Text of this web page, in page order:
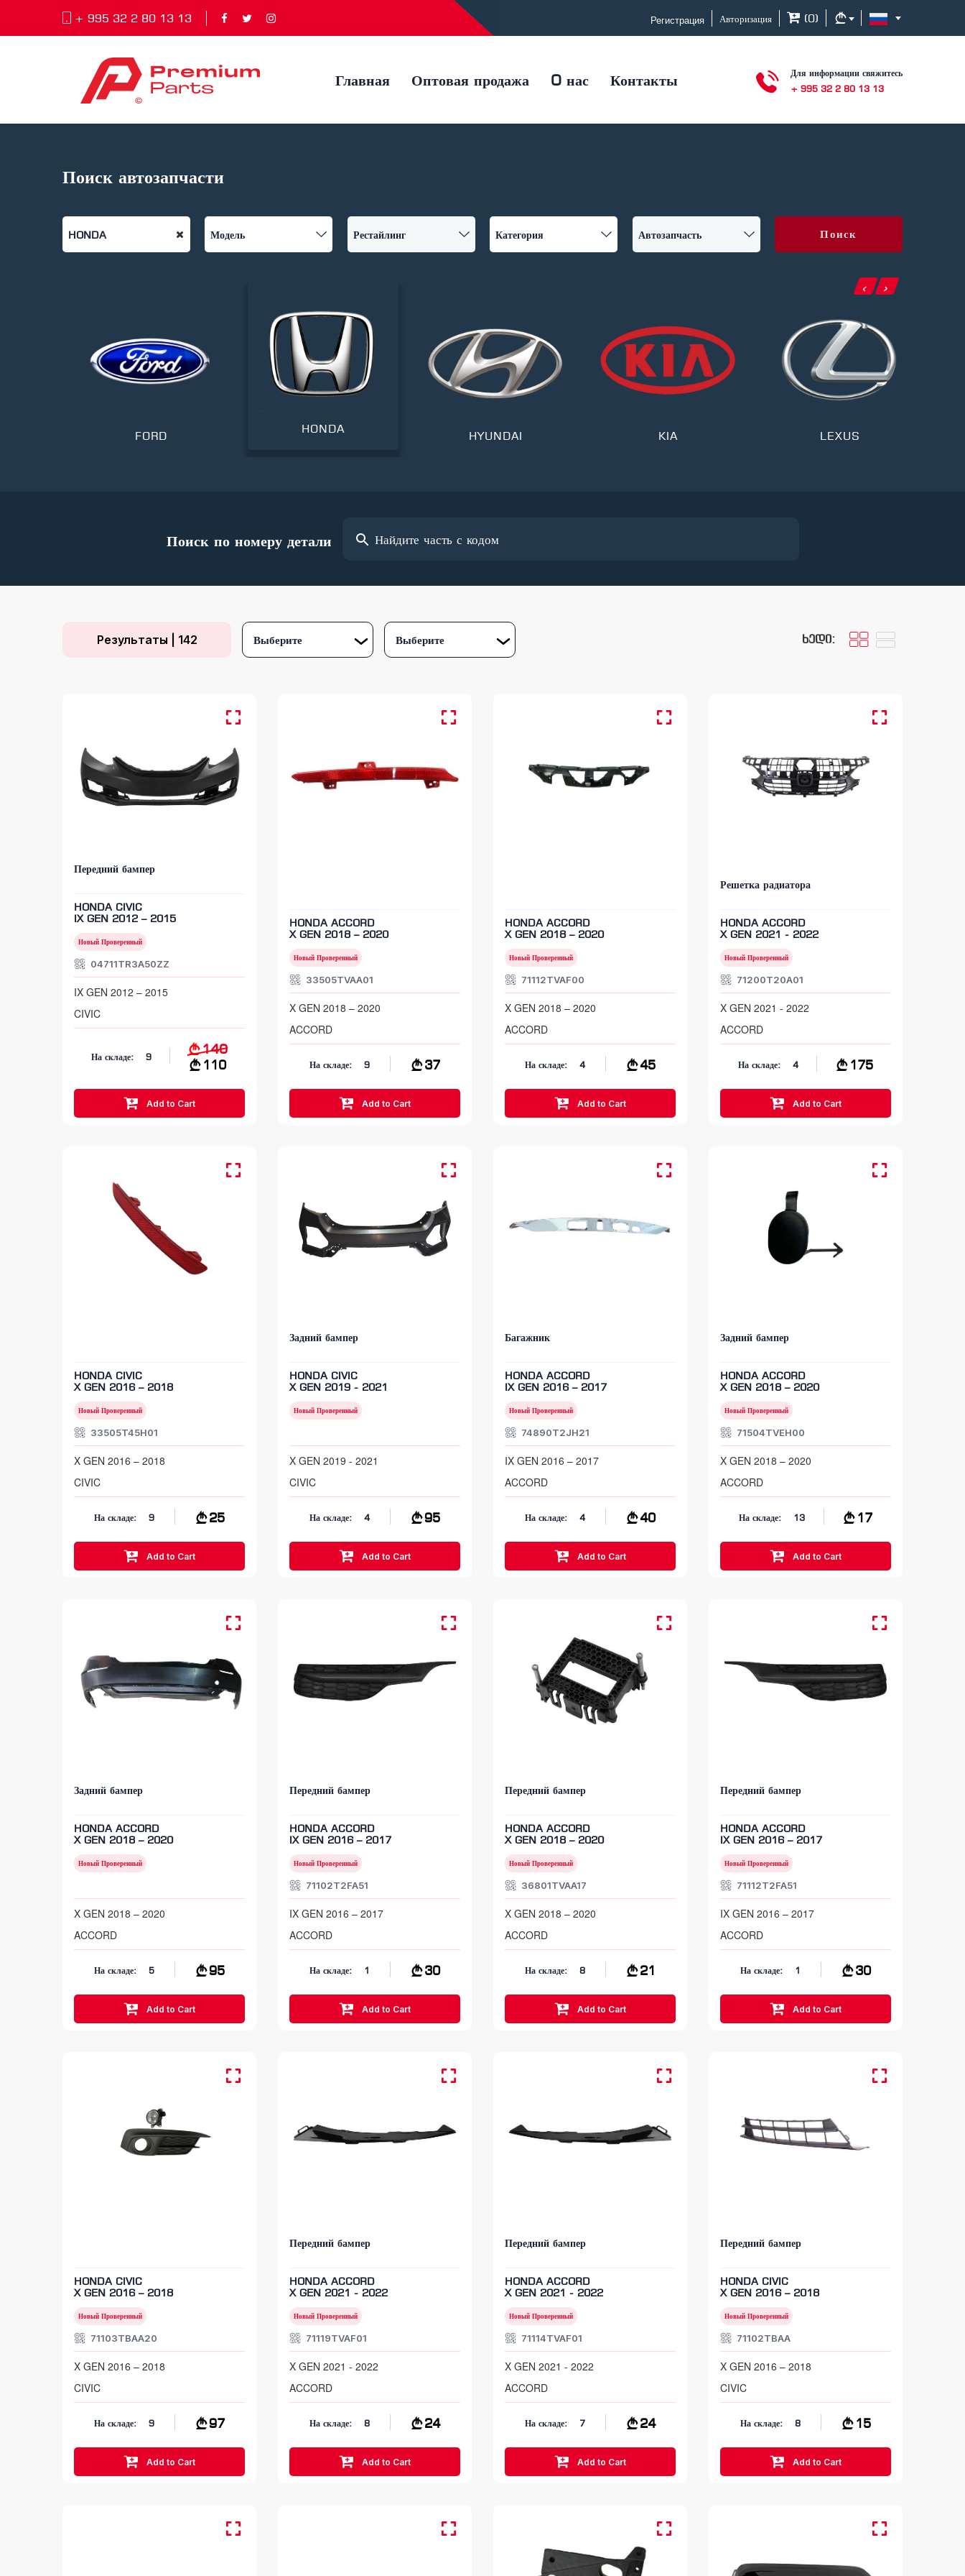
+ 995 32 2 80 13 13 Регистрация Авторизация (0)
Главная Оптовая продажа O нас Контакты
Для информации свяжитесь
+ 995 32 2 80 13 13
Поиск автозапчасти
Поиск
FORD
HONDA
HYUNDAI KIA LEXUS
‹ ›
Поиск по номеру детали
Результаты | 142 Выберите Выберите ხედი:
Передний бампер
HONDA CIVIC
IX GEN 2012 – 2015
Новый Проверенный
04711TR3A50ZZ
IX GEN 2012 – 2015
CIVIC
На складе: 9
140
110
Add to Cart
HONDA ACCORD
X GEN 2018 – 2020
Новый Проверенный
33505TVAA01
X GEN 2018 – 2020
ACCORD
На складе: 9 37
Add to Cart
HONDA ACCORD
X GEN 2018 – 2020
Новый Проверенный
71112TVAF00
X GEN 2018 – 2020
ACCORD
На складе: 4 45
Add to Cart
Решетка радиатора
HONDA ACCORD
X GEN 2021 - 2022
Новый Проверенный
71200T20A01
X GEN 2021 - 2022
ACCORD
На складе: 4 175
Add to Cart
HONDA CIVIC
X GEN 2016 – 2018
Новый Проверенный
33505T45H01
X GEN 2016 – 2018
CIVIC
На складе: 9 25
Add to Cart
Задний бампер
HONDA CIVIC
X GEN 2019 - 2021
Новый Проверенный
X GEN 2019 - 2021
CIVIC
На складе: 4 95
Add to Cart
Багажник
HONDA ACCORD
IX GEN 2016 – 2017
Новый Проверенный
74890T2JH21
IX GEN 2016 – 2017
ACCORD
На складе: 4 40
Add to Cart
Задний бампер
HONDA ACCORD
X GEN 2018 – 2020
Новый Проверенный
71504TVEH00
X GEN 2018 – 2020
ACCORD
На складе: 13 17
Add to Cart
Задний бампер
HONDA ACCORD
X GEN 2018 – 2020
Новый Проверенный
X GEN 2018 – 2020
ACCORD
На складе: 5 95
Add to Cart
Передний бампер
HONDA ACCORD
IX GEN 2016 – 2017
Новый Проверенный
71102T2FA51
IX GEN 2016 – 2017
ACCORD
На складе: 1 30
Add to Cart
Передний бампер
HONDA ACCORD
X GEN 2018 – 2020
Новый Проверенный
36801TVAA17
X GEN 2018 – 2020
ACCORD
На складе: 8 21
Add to Cart
Передний бампер
HONDA ACCORD
IX GEN 2016 – 2017
Новый Проверенный
71112T2FA51
IX GEN 2016 – 2017
ACCORD
На складе: 1 30
Add to Cart
HONDA CIVIC
X GEN 2016 – 2018
Новый Проверенный
71103TBAA20
X GEN 2016 – 2018
CIVIC
На складе: 9 97
Add to Cart
Передний бампер
HONDA ACCORD
X GEN 2021 - 2022
Новый Проверенный
71119TVAF01
X GEN 2021 - 2022
ACCORD
На складе: 8 24
Add to Cart
Передний бампер
HONDA ACCORD
X GEN 2021 - 2022
Новый Проверенный
71114TVAF01
X GEN 2021 - 2022
ACCORD
На складе: 7 24
Add to Cart
Передний бампер
HONDA CIVIC
X GEN 2016 – 2018
Новый Проверенный
71102TBAA
X GEN 2016 – 2018
CIVIC
На складе: 8 15
Add to Cart